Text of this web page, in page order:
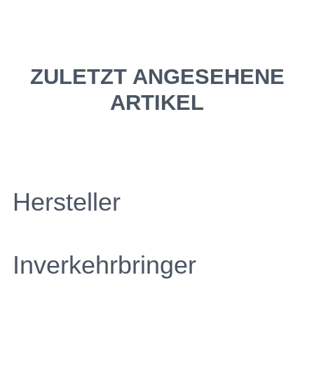
ZULETZT ANGESEHENE
ARTIKEL
Hersteller
Inverkehrbringer